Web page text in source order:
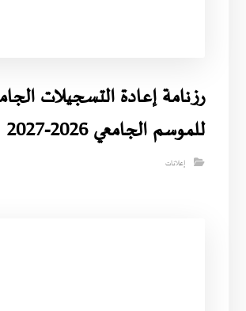
رزنامة إعادة التسجيلات
للموسم الجامعي 2026-2027
إعلانات